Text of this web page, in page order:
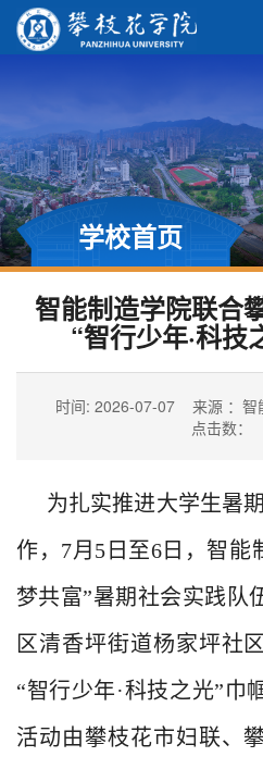
学校首页
智能制造学院联合
“智行少年·科技
时间: 2026-07-07 来源 ：智
点击数：
为扎实推进大学生暑期
作， 7月5日至6日，智能
梦共富”暑期社会实践队
区清香坪街道杨家坪社
“智行少年·科技之光”巾
活动由攀枝花市妇联、